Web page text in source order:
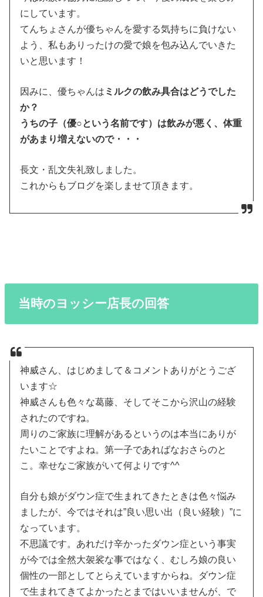
にしています。
てんちょさんが優ちゃんを愛する気持ちに負けない
よう、私もありったけの愛で娘を包み込んでいきた
いと思います！
因みに、優ちゃんは ミルクの飲み具合はどうでした
か？
うちの子（優○という名前です）は飲みが悪く、体重
があまり増えないので・・・
長文・乱文失礼致しました。
これからもブログを楽しませて頂きます。
当時のヨッシー店長の回答
神威さん、はじめまして＆コメントありがとうござ
います☆
神威さんも色々な葛藤、そしてそこから沢山の経験
されたのですね。
周りのご家族に理解があるというのは本当にありが
たいことですよね。第一子であればなおさらのと
こ。幸せなご家族がいて何よりです^^
自分も娘がダウン症で生まれてきたときは色々悩み
ましたが、今ではそれは”良い思い出（良い経験）”に
なっています。
不思議です。あれだけ辛かったダウン症という事実
が今では全然大袈裟な事ではなく、むしろ娘の良い
個性の一部としてとらえていますからね。ダウン症
で生まれてきてよかったとまではいいませんが、で